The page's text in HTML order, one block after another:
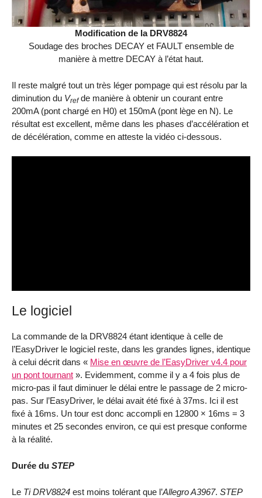
Modification de la DRV8824
Soudage des broches DECAY et FAULT ensemble de
manière à mettre DECAY à l’état haut.
Il reste malgré tout un très léger pompage qui est résolu par la
diminution du Vrefde manière à obtenir un courant entre
200mA (pont chargé en H0) et 150mA (pont lège en N). Le
résultat est excellent, même dans les phases d’accélération et
de décélération, comme en atteste la vidéo ci-dessous.
Le logiciel
La commande de la DRV8824 étant identique à celle de
l’EasyDriver le logiciel reste, dans les grandes lignes, identique
à celui décrit dans « Mise en œuvre de l’EasyDriver v4.4 pour
un pont tournant ». Evidemment, comme il y a 4 fois plus de
micro-pas il faut diminuer le délai entre le passage de 2 micro-
pas. Sur l’EasyDriver, le délai avait été fixé à 37ms. Ici il est
fixé à 16ms. Un tour est donc accompli en 12800 × 16ms = 3
minutes et 25 secondes environ, ce qui est presque conforme
à la réalité.
Durée du STEP
Le Ti DRV8824 est moins tolérant que l’Allegro A3967. STEP